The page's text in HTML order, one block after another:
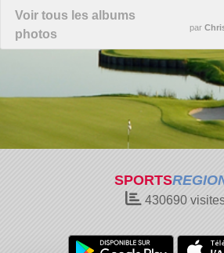
Voir tous les albums
photos
par
SPORTS
430690